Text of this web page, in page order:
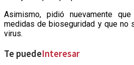
Asimismo, pidió nuevamente
medidas de bioseguridad y que no
virus.
Te puedeInteresar